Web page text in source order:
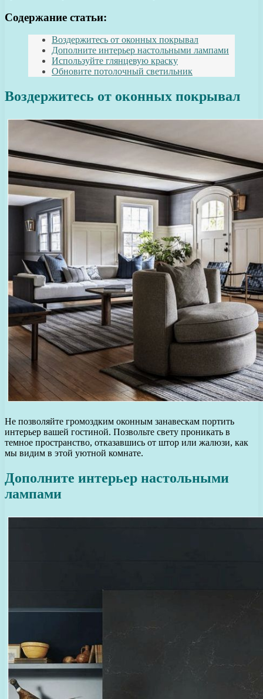
Содержание статьи:
Воздержитесь от оконных покрывал
Дополните интерьер настольными лампами
Используйте глянцевую краску
Обновите потолочный светильник
Воздержитесь от оконных покрывал
Не позволяйте громоздким оконным занавескам портить
интерьер вашей гостиной. Позвольте свету проникать в
темное пространство, отказавшись от штор или жалюзи, как
мы видим в этой уютной комнате.
Дополните интерьер настольными
лампами